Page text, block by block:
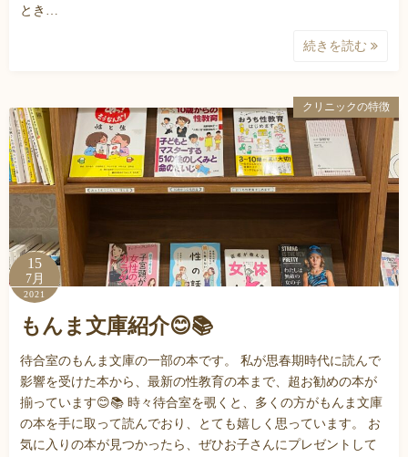
とき…
続きを読む
クリニックの特徴
15
7月
2021
もんま文庫紹介😊📚
待合室のもんま文庫の一部の本です。 私が思春期時代に読んで
影響を受けた本から、最新の性教育の本まで、超お勧めの本が
揃っています😊📚 時々待合室を覗くと、多くの方がもんま文庫
の本を手に取って読んでおり、とても嬉しく思っています。 お
気に入りの本が見つかったら、ぜひお子さんにプレゼントして